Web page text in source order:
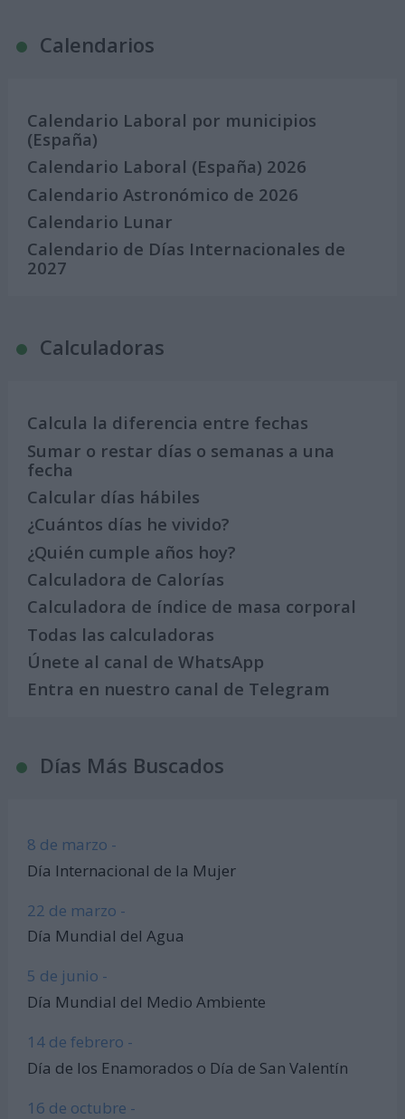
Calendarios
Calendario Laboral por municipios
(España)
Calendario Laboral (España) 2026
Calendario Astronómico de 2026
Calendario Lunar
Calendario de Días Internacionales de
2027
Calculadoras
Calcula la diferencia entre fechas
Sumar o restar días o semanas a una
fecha
Calcular días hábiles
¿Cuántos días he vivido?
¿Quién cumple años hoy?
Calculadora de Calorías
Calculadora de índice de masa corporal
Todas las calculadoras
Únete al canal de WhatsApp
Entra en nuestro canal de Telegram
Días Más Buscados
8 de marzo -
Día Internacional de la Mujer
22 de marzo -
Día Mundial del Agua
5 de junio -
Día Mundial del Medio Ambiente
14 de febrero -
Día de los Enamorados o Día de San Valentín
16 de octubre -